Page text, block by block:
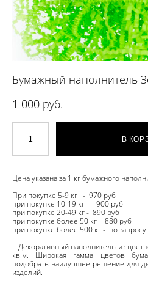
Бумажный наполнитель
1 000 pуб.
В
Цена указана за 1 кг бумажного
При покупке 5-9 кг - 970 руб
при покупке 10-19 кг - 900 руб
при покупке 20-49 кг - 890 руб
при покупке более 50 кг - 880 руб
при покупке более 500 кг - по запросу
Декоративный наполнитель из
кв.м. Широкая гамма цветов
подобрать наилучшее решение для
изделий.